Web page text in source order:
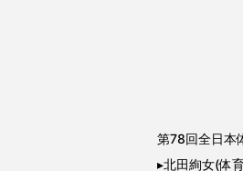
第78回全日
▸北田絢女(体